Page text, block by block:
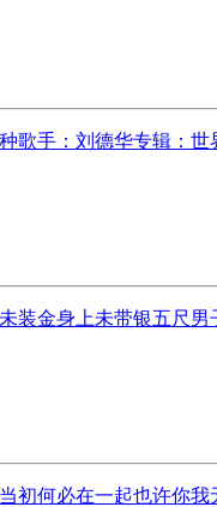
歌手：刘德华专辑：
装金身上未带银五尺
初何必在一起也许你